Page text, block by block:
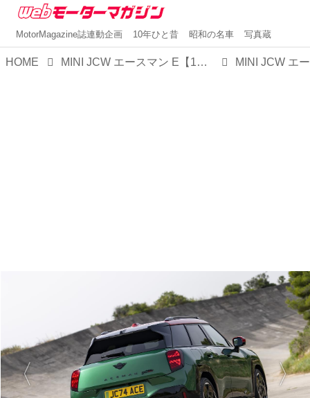
MotorMagazine誌連動企画 10年ひと昔 昭和の名車 写真蔵
HOME MINI JCW エースマン E【1分で読める輸入車解説／2025年最新版】 MINI JCW エ